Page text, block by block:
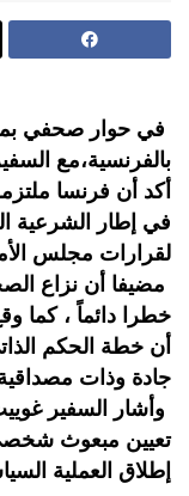
في حوار صحفي
بالفرنسية،مع
أكد أن فرنسا
في إطار الشرعية
لقرارات مجلس
مضيفا أن نزاع
خطرا دائماً ، كما
أن خطة الحكم
جادة وذات
وأشار السفير
تعيين مبعوث شخصي
إطلاق العملية